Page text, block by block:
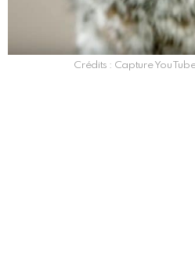
Crédits : Capture